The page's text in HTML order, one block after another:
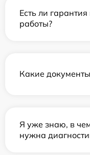
Есть ли
работы?
Какие
Я уже знаю, в
нужна